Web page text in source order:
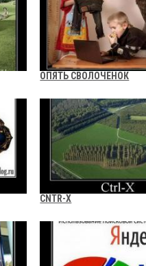
ОПЯТЬ СВОЛОЧЕНОК
CNTR-X